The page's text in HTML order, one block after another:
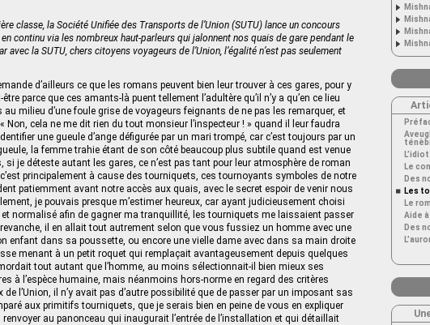
classe, la Société Unifiée des Transports de l’Union (SUTU) lance un concours
continu via les nombreux haut-parleurs qui jalonnent nos quais de gare pendant le
la SUTU, chers citoyens voyageurs de l’Union, l’égalité n’est pas seulement
d’ailleurs ce que les romans peuvent bien leur trouver à ces gares, pour y
parce que ces amants-là puent tellement l’adultère qu’il n’y a qu’en ce lieu
milieu d’une foule grise de voyageurs feignants de ne pas les remarquer, et
cela ne me dit rien du tout monsieur l’inspecteur ! » quand il leur faudra
une gueule d’ange défigurée par un mari trompé, car c’est toujours par un
la femme trahie étant de son côté beaucoup plus subtile quand est venue
si je déteste autant les gares, ce n’est pas tant pour leur atmosphère de roman
principalement à cause des tourniquets, ces tournoyants symboles de notre
patiemment avant notre accès aux quais, avec le secret espoir de venir nous
je pouvais presque m’estimer heureux, car ayant judicieusement choisi
normalisé afin de gagner ma tranquillité, les tourniquets me laissaient passer
il en allait tout autrement selon que vous fussiez un homme avec une
enfant dans sa poussette, ou encore une vielle dame avec dans sa main droite
menant à un petit roquet qui remplaçait avantageusement depuis quelques
tout autant que l’homme, au moins sélectionnait-il bien mieux ses
à l’espèce humaine, mais néanmoins hors-norme en regard des critères
l’Union, il n’y avait pas d’autre possibilité que de passer par un imposant sas
aux primitifs tourniquets, que je serais bien en peine de vous en expliquer
au panonceau qui inaugurait l’entrée de l’installation et qui détaillait
Le
Des
Les
Le
Aide
Des